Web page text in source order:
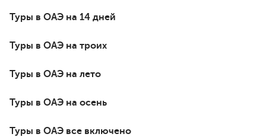
Туры в ОАЭ на 14 дней
Туры в ОАЭ на троих
Туры в ОАЭ на лето
Туры в ОАЭ на осень
Туры в ОАЭ все включено